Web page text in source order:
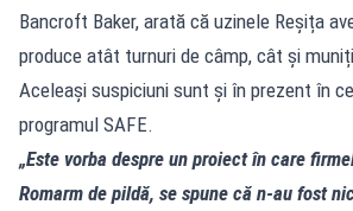
Bancroft Baker, arată că uzinele Reșița
produce atât turnuri de câmp, cât și
Aceleași suspiciuni sunt și în prezent în
programul SAFE.
„Este vorba despre un proiect în care
Romarm de pildă, se spune că n-au fost